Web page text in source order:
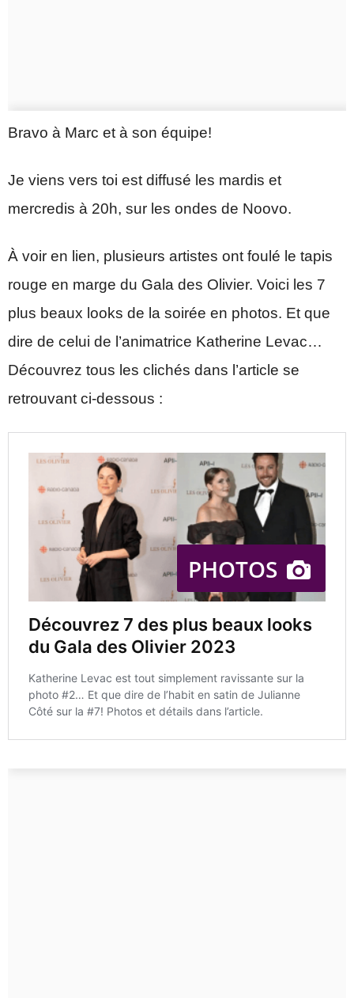
Bravo à Marc et à son équipe!
Je viens vers toi est diffusé les mardis et
mercredis à 20h, sur les ondes de Noovo.
À voir en lien, plusieurs artistes ont foulé le tapis
rouge en marge du Gala des Olivier. Voici les 7
plus beaux looks de la soirée en photos. Et que
dire de celui de l’animatrice Katherine Levac…
Découvrez tous les clichés dans l’article se
retrouvant ci-dessous :